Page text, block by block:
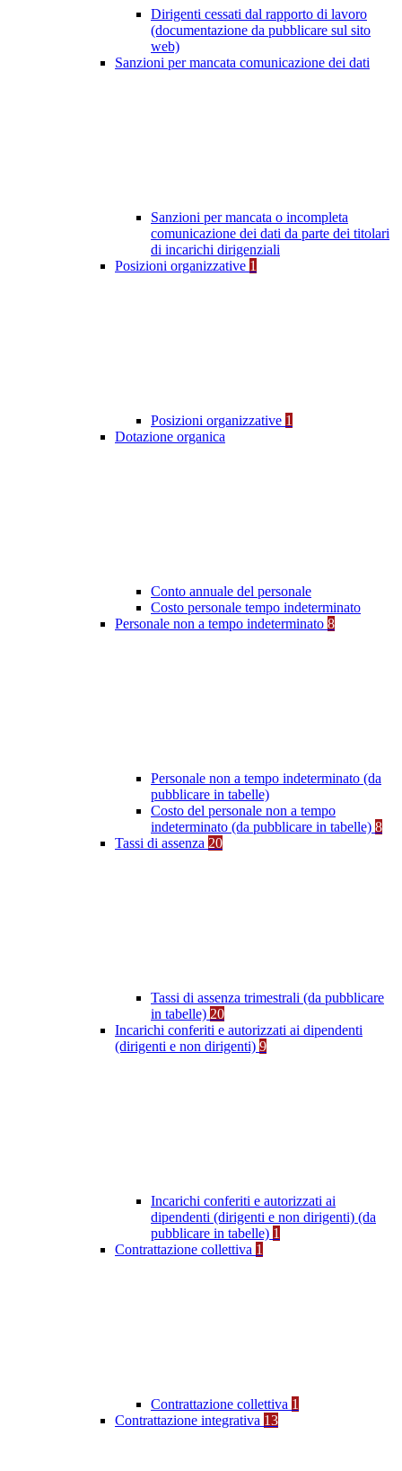
Dirigenti cessati dal rapporto di lavoro
(documentazione da pubblicare sul sito
web)
Sanzioni per mancata comunicazione dei dati
Sanzioni per mancata o incompleta
comunicazione dei dati da parte dei titolari
di incarichi dirigenziali
Posizioni organizzative 1
Posizioni organizzative 1
Dotazione organica
Conto annuale del personale
Costo personale tempo indeterminato
Personale non a tempo indeterminato 8
Personale non a tempo indeterminato (da
pubblicare in tabelle)
Costo del personale non a tempo
indeterminato (da pubblicare in tabelle) 8
Tassi di assenza 20
Tassi di assenza trimestrali (da pubblicare
in tabelle) 20
Incarichi conferiti e autorizzati ai dipendenti
(dirigenti e non dirigenti) 9
Incarichi conferiti e autorizzati ai
dipendenti (dirigenti e non dirigenti) (da
pubblicare in tabelle) 1
Contrattazione collettiva 1
Contrattazione collettiva 1
Contrattazione integrativa 13